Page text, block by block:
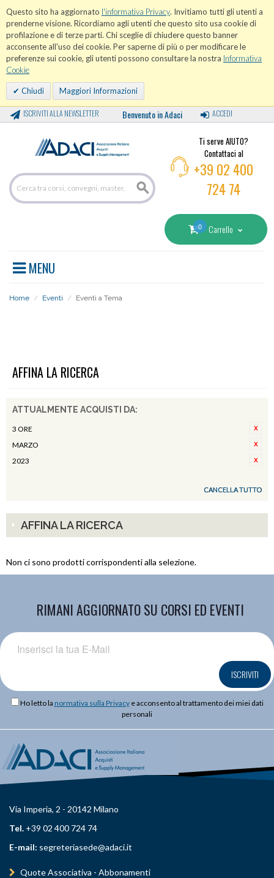
Questo sito ha aggiornato l'informativa Privacy. Invitiamo tutti gli utenti a
prenderne visione. Ricordiamo agli utenti che questo sito usa cookie di
profilazione e di terze parti. Chi sceglie di chiudere questo banner
acconsente all'uso dei cookie. Per saperne di più o per modificare le
preferenze sui cookie, gli utenti possono consultare la nostra Informativa
Cookie
Chiudi Maggiori Informazioni
ISCRIVITI ALLA NEWSLETTER Benvenuto in Adaci ACCEDI
Ti serve AIUTO?
Contattaci al
+39 02 400
724 74
0 Carrello
MENU
Home / Eventi / Eventi a Tema
AFFINA LA RICERCA
ATTUALMENTE ACQUISTI DA:
3 ORE
MARZO
2023
CANCELLA TUTTO
AFFINA LA RICERCA
Non ci sono prodotti corrispondenti alla selezione.
RIMANI AGGIORNATO SU CORSI ED EVENTI
ISCRIVITI
Ho letto la normativa sulla Privacye acconsento al trattamento dei miei dati
personali
Via Imperia, 2 - 20142 Milano
Tel. +39 02 400 724 74
E-mail: segreteriasede@adaci.it
Quote Associativa - Abbonamenti